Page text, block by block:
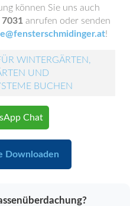
können Sie uns auch
anrufen oder senden
!
WINTERGÄRTEN,
UND
BUCHEN
Chat
Downloaden